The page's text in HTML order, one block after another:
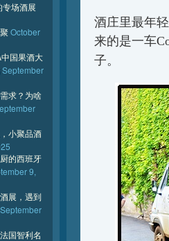
酒庄里最年
来的是一车
子。
场酒展
October
国果酒大
September
求？为啥
小聚品酒
的西班牙
9,
展，遇到
September
国智利名